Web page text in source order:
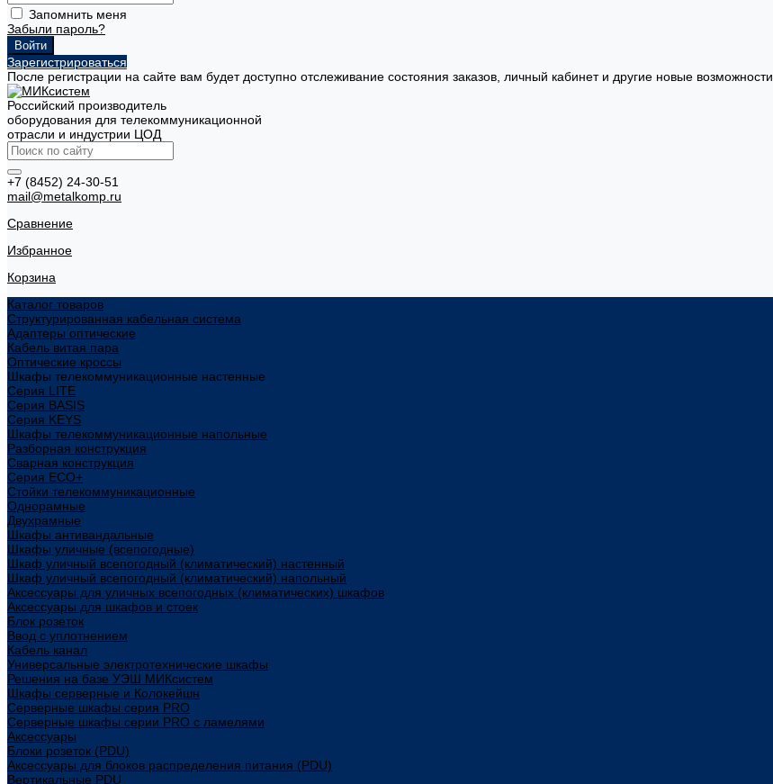
Запомнить меня
Забыли пароль?
Зарегистрироваться
После регистрации на сайте вам будет доступно отслеживание состояния заказов, личный кабинет и другие новые возможности
Российский производитель
оборудования для телекоммуникационной
отрасли и индустрии ЦОД
+7 (8452) 24-30-51
mail@metalkomp.ru
Сравнение
Избранное
Корзина
Каталог товаров
Структурированная кабельная система
Адаптеры оптические
Кабель витая пара
Оптические кроссы
Шкафы телекоммуникационные настенные
Cерия LITE
Cерия BASIS
Cерия KEYS
Шкафы телекоммуникационные напольные
Разборная конструкция
Сварная конструкция
Серия ECO+
Стойки телекоммуникационные
Однорамные
Двухрамные
Шкафы антивандальные
Шкафы уличные (всепогодные)
Шкаф уличный всепогодный (климатический) настенный
Шкаф уличный всепогодный (климатический) напольный
Аксессуары для уличных всепогодных (климатических) шкафов
Аксессуары для шкафов и стоек
Блок розеток
Ввод с уплотнением
Кабель канал
Универсальные электротехнические шкафы
Решения на базе УЭШ МИКсистем
Шкафы серверные и Колокейшн
Серверные шкафы серия PRO
Серверные шкафы серии PRO с ламелями
Аксессуары
Блоки розеток (PDU)
Аксессуары для блоков распределения питания (PDU)
Вертикальные PDU